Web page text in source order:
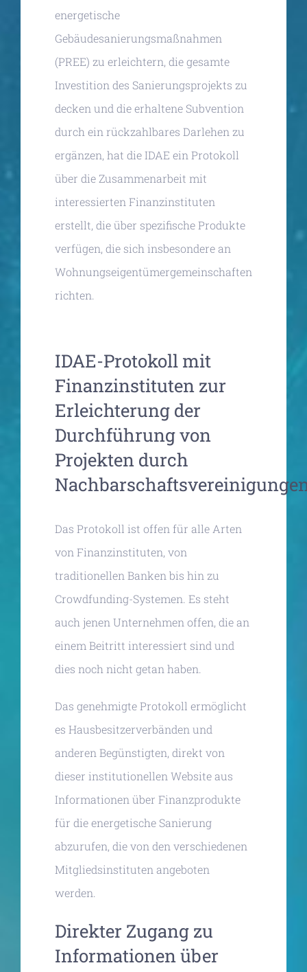
energetische
Gebäudesanierungsmaßnahmen
(PREE) zu erleichtern, die gesamte
Investition des Sanierungsprojekts zu
decken und die erhaltene Subvention
durch ein rückzahlbares Darlehen zu
ergänzen, hat die IDAE ein Protokoll
über die Zusammenarbeit mit
interessierten Finanzinstituten
erstellt, die über spezifische Produkte
verfügen, die sich insbesondere an
Wohnungseigentümergemeinschaften
richten.
IDAE-Protokoll mit
Finanzinstituten zur
Erleichterung der
Durchführung von
Projekten durch
Das Protokoll ist offen für alle Arten
von Finanzinstituten, von
traditionellen Banken bis hin zu
Crowdfunding-Systemen. Es steht
auch jenen Unternehmen offen, die an
einem Beitritt interessiert sind und
dies noch nicht getan haben.
Das genehmigte Protokoll ermöglicht
es Hausbesitzerverbänden und
anderen Begünstigten, direkt von
dieser institutionellen Website aus
Informationen über Finanzprodukte
für die energetische Sanierung
abzurufen, die von den verschiedenen
Mitgliedsinstituten angeboten
werden.
Direkter Zugang zu
Informationen über